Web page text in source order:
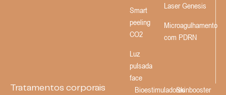
Smart
peeling
CO2
Luz
pulsada
face
Laser Genesis
Microagulhamento
com PDRN
Tratamentos corporais BioestimuladoresSkinbooster